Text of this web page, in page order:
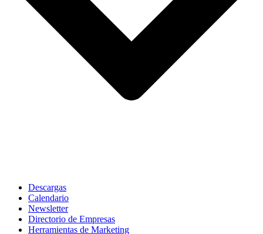
Descargas
Calendario
Newsletter
Directorio de Empresas
Herramientas de Marketing